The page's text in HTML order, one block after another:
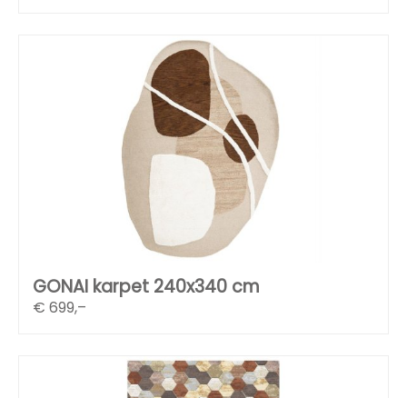
GONAI karpet 240x340 cm
€ 699,–